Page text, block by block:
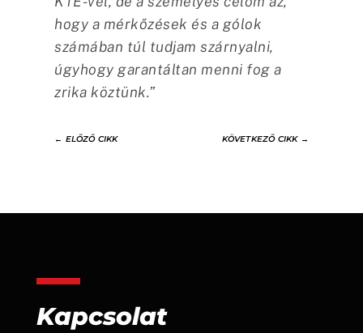
hogy a mérkőzések és a gólok
számában túl tudjam szárnyalni,
úgyhogy garantáltan menni fog a
zrika köztünk.”
← ELŐZŐ CIKK KÖVETKEZŐ CIKK→
Kapcsolat